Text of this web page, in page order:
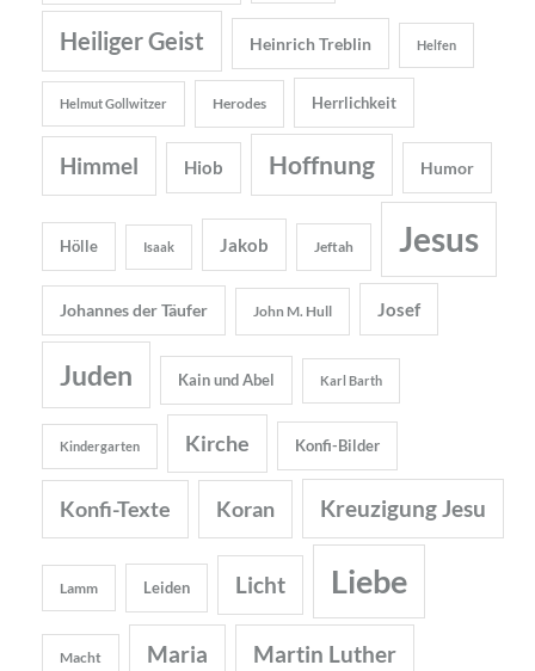
Heiliger Geist Heinrich Treblin Helfen
Helmut Gollwitzer Herodes Herrlichkeit
Himmel Hiob Hoffnung Humor
Hölle Isaak Jakob Jeftah Jesus
Johannes der Täufer John M. Hull Josef
Juden Kain und Abel Karl Barth
Kindergarten Kirche Konfi-Bilder
Konfi-Texte Koran Kreuzigung Jesu
Lamm Leiden Licht Liebe
Macht Maria Martin Luther